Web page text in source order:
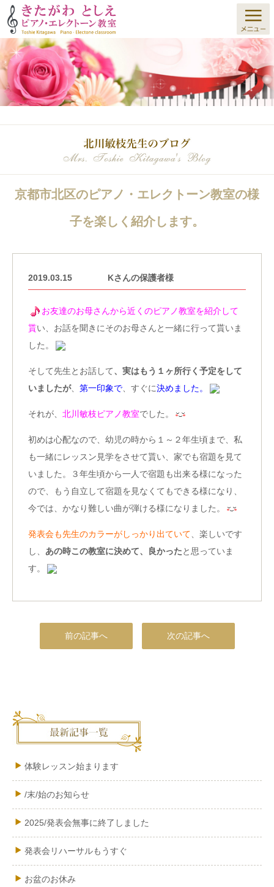
京都市北区のピアノ・エレクトーン教室の様
子を楽しく紹介します。
2019.03.15 Kさんの保護者様
お友達のお母さんから近くのピアノ教室を紹介して
貰い、お話を聞きにそのお母さんと一緒に行って貰いま
した。
そして先生とお話して、実はもう１ヶ所行く予定をして
いましたが、 第一印象で 、すぐに決めました。
それが、 北川敏枝ピアノ教室でした。
初めは心配なので、幼児の時から１～２年生頃まで、私
も一緒にレッスン見学をさせて貰い、家でも宿題を見て
いました。３年生頃から一人で宿題も出来る様になった
ので、もう自立して宿題を見なくてもできる様になり、
今では、かなり難しい曲が弾ける様になりました。
発表会も先生のカラーがしっかり出ていて 、楽しいです
し、 あの時この教室に決めて、良かったと思っていま
す。
前の記事へ 次の記事へ
体験レッスン始まります
/末/始のお知らせ
2025/発表会無事に終了しました
発表会リハーサルもうすぐ
お盆のお休み